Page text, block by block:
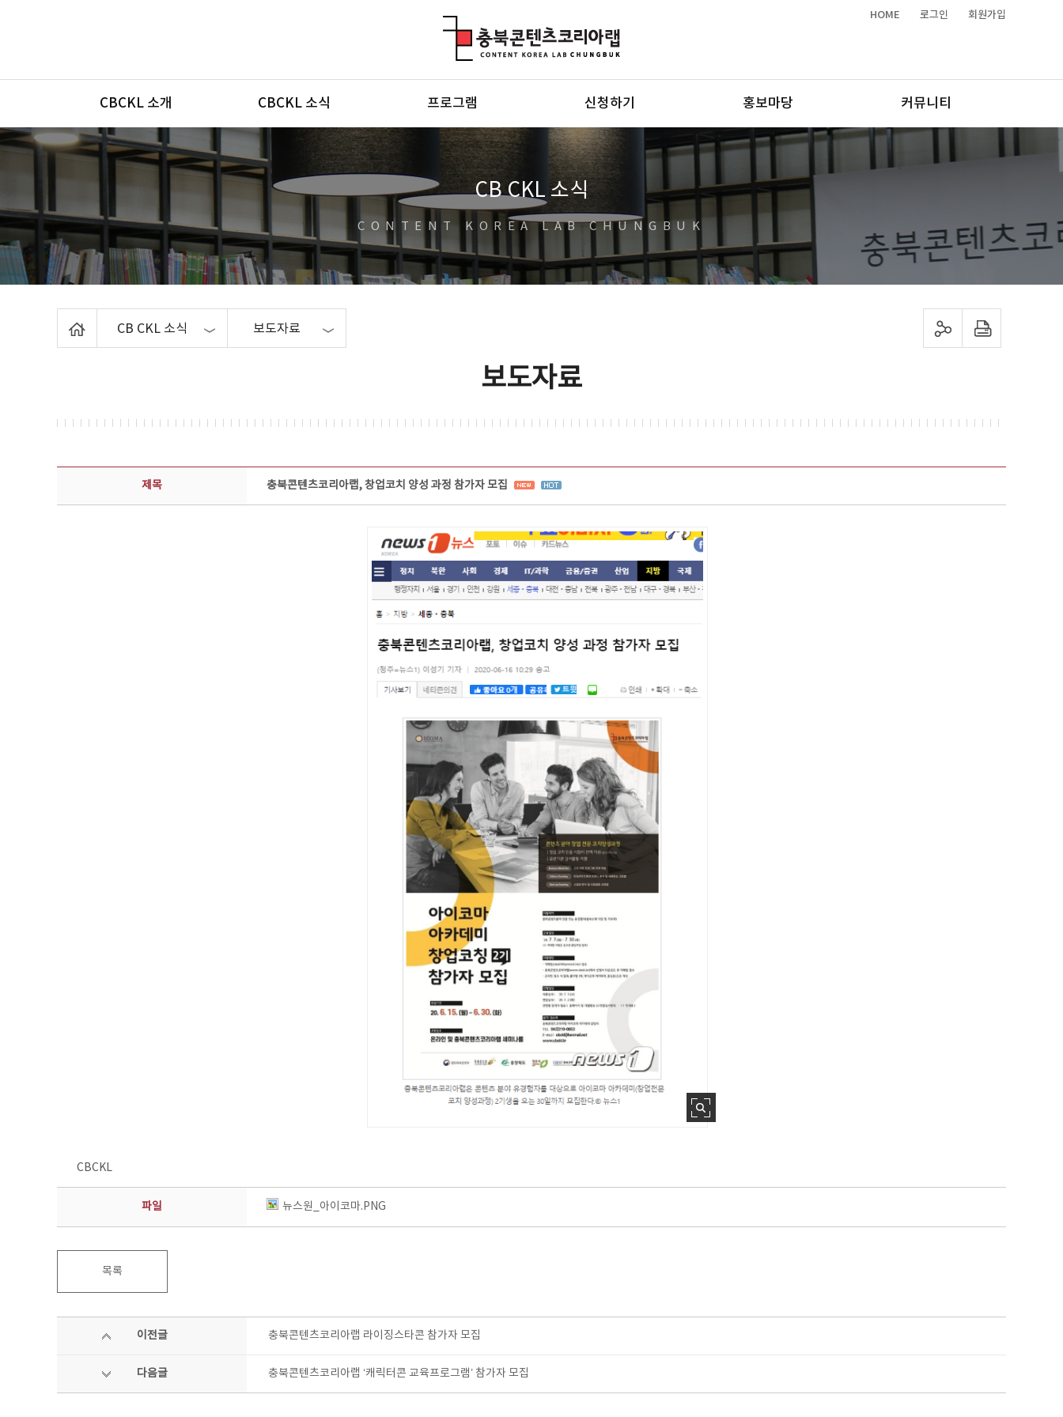
HOME 로그인 회원가입
메뉴
CBCKL 소개 CBCKL 소식 프로그램 신청하기 홍보마당 커뮤니티
CB CKL 소식
CONTENT KOREA LAB CHUNGBUK
CB CKL 소식 보도자료 sns 공유하기 프린트하기
보도자료
보도자료 상세보기 - 제목, 담당부서, 담당자, 담당연락처, 내용, 첨부파일 정보 제공
제목 충북콘텐츠코리아랩, 창업코치 양성 과정 참가자 모집
CBCKL
파일 뉴스원_아이코마.PNG
목록
이전글 충북콘텐츠코리아랩 라이징스타콘 참가자 모집
다음글 충북콘텐츠코리아랩 ‘캐릭터콘 교육프로그램’ 참가자 모집